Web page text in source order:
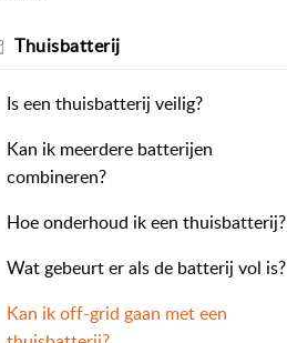
Thuisbatterij
Is een thuisbatterij veilig?
Kan ik meerdere batterijen
combineren?
Hoe onderhoud ik een thuisbatterij?
Wat gebeurt er als de batterij vol is?
Kan ik off-grid gaan met een